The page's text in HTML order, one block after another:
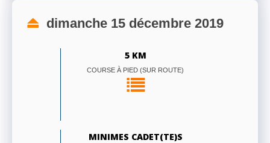
dimanche 15 décembre 2019
5 KM
COURSE À PIED (SUR ROUTE)
MINIMES CADET(TE)S